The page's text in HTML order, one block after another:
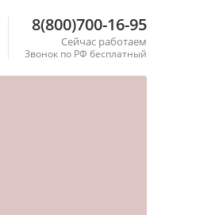
8(800)700-16-95
Сейчас работаем
Звонок по РФ бесплатный